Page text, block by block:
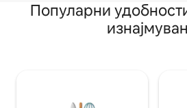
Популарни